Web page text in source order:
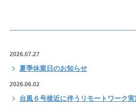
2026.07.27
夏季休業日のお知らせ
2026.06.02
台風６号接近に伴うリモートワーク